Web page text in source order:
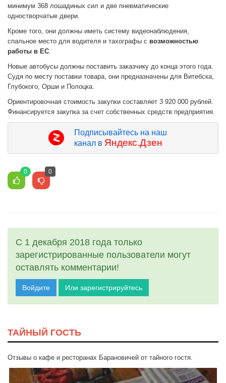
минимум 368 лошадиных сил и две пневматические
одностворчатые двери.
Кроме того, они должны иметь систему видеонаблюдения,
спальное место для водителя и тахографы с возможностью
работы в ЕС
Новые автобусы должны поставить заказчику до конца этого года.
Судя по месту поставки товара, они предназначены для Витебска,
Глубокого, Орши и Полоцка.
Ориентировочная стоимость закупки составляет 3 920 000 рублей.
Финансируется закупка за счет собственных средств предприятия.
Подписывайтесь на наш
канал в Яндекс.Дзен
0 0
С 1 декабря 2018 года только
зарегистрированные пользователи могут
оставлять комментарии!
Войдите Или зарегистрируйтесь
ТАЙНЫЙ ГОСТЬ
Отзывы о кафе и ресторанах Барановичей от тайного гостя.